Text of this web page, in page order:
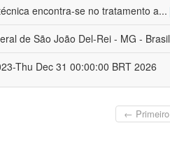
encontra-se no tratamento a...
de São João Del-Rei - MG - Brasil
Thu Dec 31 00:00:00 BRT 2026
← Primeiro